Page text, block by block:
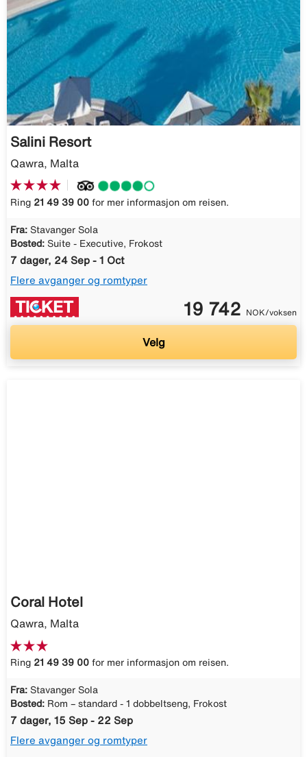
Salini Resort
Qawra, Malta
Ring 21 49 39 00 for mer informasjon om reisen.
Fra: Stavanger Sola
Bosted: Suite - Executive, Frokost
7 dager, 24 Sep - 1 Oct
Flere avganger og romtyper
19 742 NOK/voksen
Velg
Coral Hotel
Qawra, Malta
Ring 21 49 39 00 for mer informasjon om reisen.
Fra: Stavanger Sola
Bosted: Rom – standard - 1 dobbeltseng, Frokost
7 dager, 15 Sep - 22 Sep
Flere avganger og romtyper